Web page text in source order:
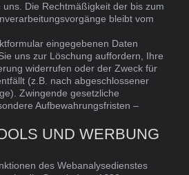
Die Rechtmäßigkeit der bis zum
bleibt vom
eingegebenen Daten
uns zur Löschung auffordern, Ihre
widerrufen oder der Zweck für
(z.B. nach abgeschlossener
Zwingende gesetzliche
Aufbewahrungsfristen –
UND WERBUNG
des Webanalysedienstes